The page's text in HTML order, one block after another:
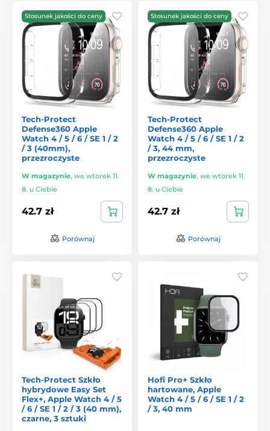
Stosunek jakości do ceny
Tech-Protect
Defense360 Apple
Watch 4 / 5 / 6 / SE 1 / 2
/ 3 (40mm),
przezroczyste
W magazynie, we wtorek 11.
8. u Ciebie
42.7 zł
Porównaj
Stosunek jakości do ceny
Tech-Protect
Defense360 Apple
Watch 4 / 5 / 6 / SE 1 / 2
/ 3, 44 mm,
przezroczyste
W magazynie, we wtorek 11.
8. u Ciebie
42.7 zł
Porównaj
Tech-Protect Szkło
hybrydowe Easy Set
Flex+, Apple Watch 4 / 5
/ 6 / SE 1 / 2 / 3 (40 mm),
czarne, 3 sztuki
Hofi Pro+ Szkło
hartowane, Apple
Watch 4 / 5 / 6 / SE 1 / 2
/ 3, 40 mm